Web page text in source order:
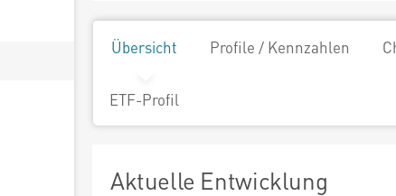
Übersicht Profile / Kennzahlen
ETF-Profil
Aktuelle Entwicklung